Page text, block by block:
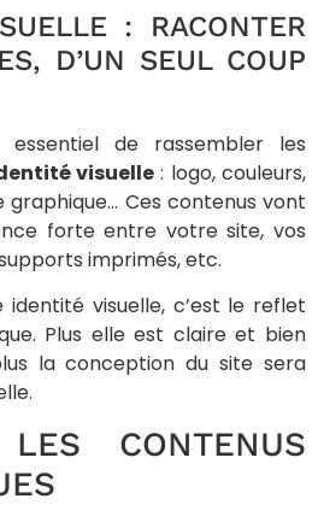
: RACONTER
D’UN SEUL COUP
de rassembler les
visuelle : logo, couleurs,
Ces contenus vont
forte entre votre site, vos
imprimés, etc.
visuelle, c’est le reflet
Plus elle est claire et bien
la conception du site sera
LES CONTENUS